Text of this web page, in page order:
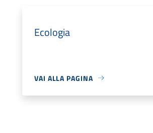
Ecologia
VAI ALLA PAGINA